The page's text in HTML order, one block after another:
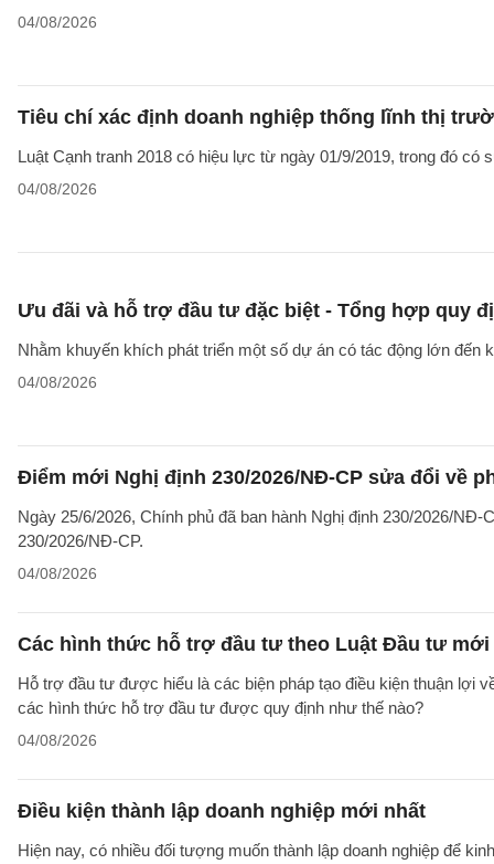
04/08/2026
Tiêu chí xác định doanh nghiệp thống lĩnh thị
Luật Cạnh tranh 2018 có hiệu lực từ ngày 01/9/2019, trong đó
04/08/2026
Ưu đãi và hỗ trợ đầu tư đặc biệt - Tổng hợp quy
Nhằm khuyến khích phát triển một số dự án có tác động lớn đến
04/08/2026
Điểm mới Nghị định 230/2026/NĐ-CP sửa đổi về
Ngày 25/6/2026, Chính phủ đã ban hành Nghị định 230/2026/
230/2026/NĐ-CP.
04/08/2026
Các hình thức hỗ trợ đầu tư theo Luật Đầu tư mới
Hỗ trợ đầu tư được hiểu là các biện pháp tạo điều kiện thuận lợi
các hình thức hỗ trợ đầu tư được quy định như thế nào?
04/08/2026
Điều kiện thành lập doanh nghiệp mới nhất
Hiện nay, có nhiều đối tượng muốn thành lập doanh nghiệp để